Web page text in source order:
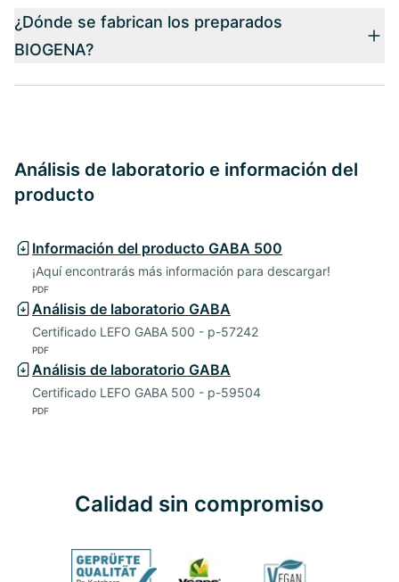
¿Dónde se fabrican los preparados
BIOGENA?
Análisis de laboratorio e información del
producto
Información del producto GABA 500
¡Aquí encontrarás más información para descargar!
PDF
Análisis de laboratorio GABA
Certificado LEFO GABA 500 - p-57242
PDF
Análisis de laboratorio GABA
Certificado LEFO GABA 500 - p-59504
PDF
Calidad sin compromiso